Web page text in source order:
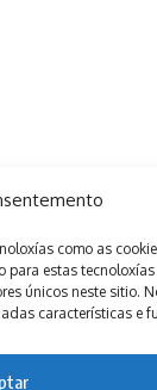
como as
estas
únicos neste sitio.
características e